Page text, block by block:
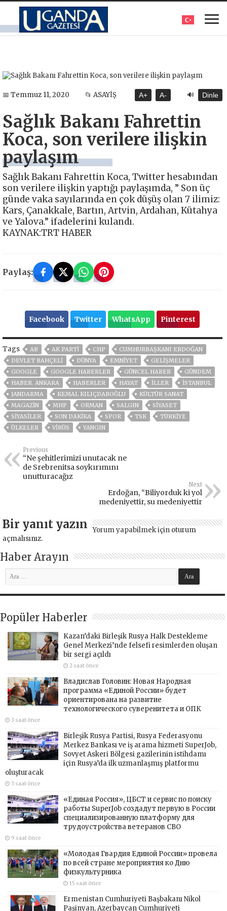
📅 Temmuz 11, 2020 📂 ASAYİŞ A+ A- 🔊 Dinle
Sağlık Bakanı Fahrettin
Koca, son verilere ilişkin
paylaşım
Sağlık Bakanı Fahrettin Koca, Twitter hesabından
son verilere ilişkin yaptığı paylaşımda, ” Son üç
günde vaka sayılarında en çok düşüş olan 7 ilimiz:
Kars, Çanakkale, Bartın, Artvin, Ardahan, Kütahya
ve Yalova.” ifadelerini kulandı.
KAYNAK:TRT HABER
Paylaş:
Facebook Twitter WhatsApp Pinterest
Tags AB AK PARTİ CHP
CUMHURBAŞKANI ERDOĞAN
DEVLET BAHÇELİ
DÜNYA EMNİYET
GELIŞMELER
GOOGLE
GOOGLE HABERLER GÜNCEL HABER
GÜNDEM
HABER. ANKARA
HABERLER HAYAT İLLER
ISTANBUL
JANDARMA
KEMAL KILIÇDAROĞLU
KÜLTÜR SANAT
MAGAZİN
MHP ORMAN SALGIN
SİYASET
SİYASİLER
SON DAKIKA SPOR TSK
TÜRKİYE
ÜLKELER
VIRÜS YANGIN
Previous
“Ne şehitlerimizi unutacak ne
de Srebrenitsa soykırımını
unutturacağız
Next
Erdoğan, “Biliyorduk ki yol
medeniyettir, su medeniyettir
Bir yanıt yazın Yorum yapabilmek için oturum
açmalısınız.
Haber Arayın
Popüler Haberler
Kazan’daki Birleşik Rusya Halk Destekleme
Genel Merkezi’nde felsefi resimlerden oluşan
bir sergi açıldı
2 saat önce
Владислав Головин: Новая Народная
программа «Единой России» будет
ориентирована на развитие
технологического суверенитета и ОПК
3 saat önce
Birleşik Rusya Partisi, Rusya Federasyonu
Merkez Bankası ve iş arama hizmeti SuperJob,
Sovyet Askeri Bölgesi gazilerinin istihdamı
için Rusya’da ilk uzmanlaşmış platformu
oluşturacak
3 saat önce
«Единая Россия», ЦБСТ и сервис по поиску
работы SuperJob создадут первую в России
специализированную платформу для
трудоустройства ветеранов СВО
9 saat önce
«Молодая Гвардия Единой России» провела
по всей стране мероприятия ко Дню
физкультурника
15 saat önce
Ermenistan Cumhuriyeti Başbakanı Nikol
Paşinyan, Azerbaycan Cumhuriyeti